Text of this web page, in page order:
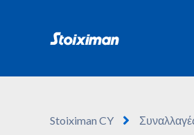
Stoiximan CY